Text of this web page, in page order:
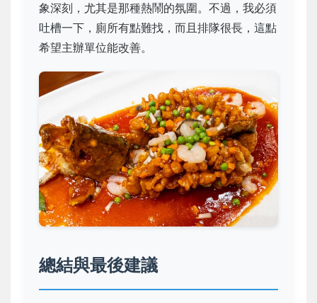
象深刻，尤其是那種熱鬧的氛圍。不過，我必須
吐槽一下，廁所有點難找，而且排隊很長，這點
希望主辦單位能改善。
總結與最後建議